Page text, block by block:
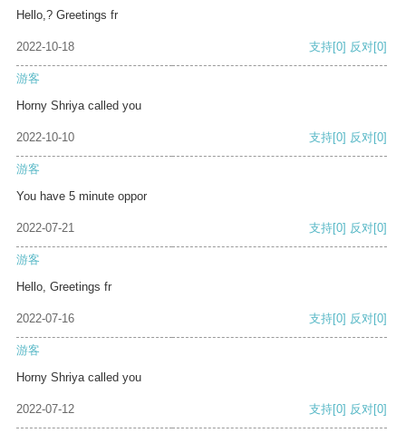
Hello,? Greetings fr
2022-10-18 支持[0] 反对[0]
游客
Horny Shriya called you
2022-10-10 支持[0] 反对[0]
游客
You have 5 minute oppor
2022-07-21 支持[0] 反对[0]
游客
Hello, Greetings fr
2022-07-16 支持[0] 反对[0]
游客
Horny Shriya called you
2022-07-12 支持[0] 反对[0]